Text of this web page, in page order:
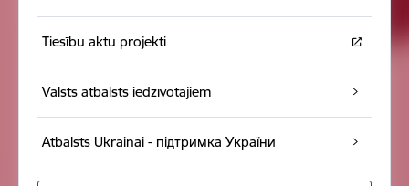
Tiesību aktu projekti
Valsts atbalsts iedzīvotājiem
Atbalsts Ukrainai - підтримка України